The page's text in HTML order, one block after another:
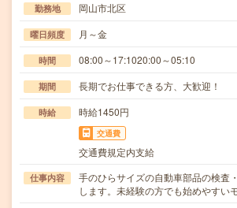
勤務地 岡山市北区
曜日頻度 月～金
時間 08:00～17:1020:00～05:10
期間 長期でお仕事できる方、大歓迎！
時給 時給1450円
交通費
交通費規定内支給
仕事内容
手のひらサイズの自動車部品の検査
します。未経験の方でも始めやすい